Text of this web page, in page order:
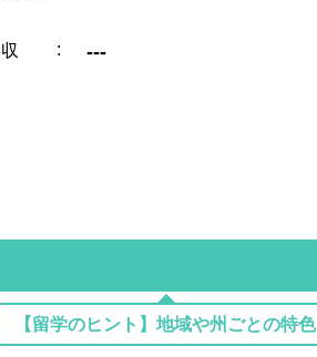
: ---
【留学のヒント】地域や州ごとの特色